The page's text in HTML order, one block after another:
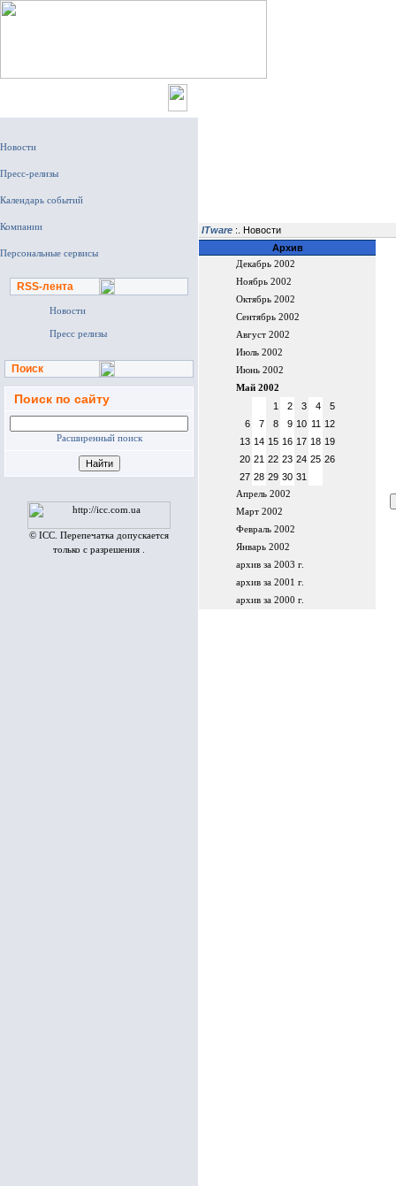
RSS-лента
Новости
Пресс релизы
Поиск
Поиск по сайту
Расширенный поиск
© ICC. Перепечатка допускается
только с разрешения .
ITware :. Новости
Архив
Декабрь 2002
Ноябрь 2002
Октябрь 2002
Сентябрь 2002
Август 2002
Июль 2002
Июнь 2002
Май 2002
1 2 3 4
5
6
7 8 9 10 11 12
13 14 15 16 17 18 19
20 21 22 23 24 25 26
27 28 29 30 31
Апрель 2002
Март 2002
Февраль 2002
Январь 2002
архив за 2003 г.
архив за 2001 г.
архив за 2000 г.